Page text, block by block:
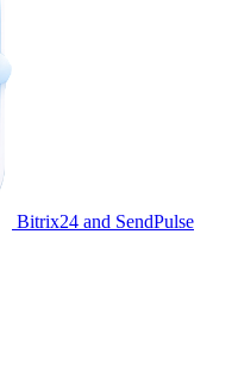
Bitrix24 and SendPulse